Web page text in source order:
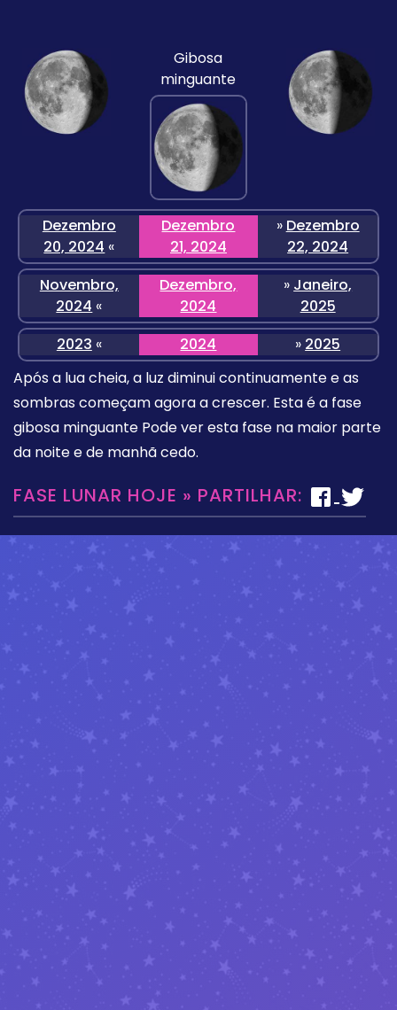
Gibosa
minguante
Dezembro
20, 2024 «
Dezembro
21, 2024
» Dezembro
22, 2024
Novembro,
2024 «
Dezembro,
2024
» Janeiro,
2025
2023 « 2024 » 2025
Após a lua cheia, a luz diminui continuamente e as
sombras começam agora a crescer. Esta é a fase
gibosa minguante Pode ver esta fase na maior parte
da noite e de manhã cedo.
FASE LUNAR HOJE » PARTILHAR: